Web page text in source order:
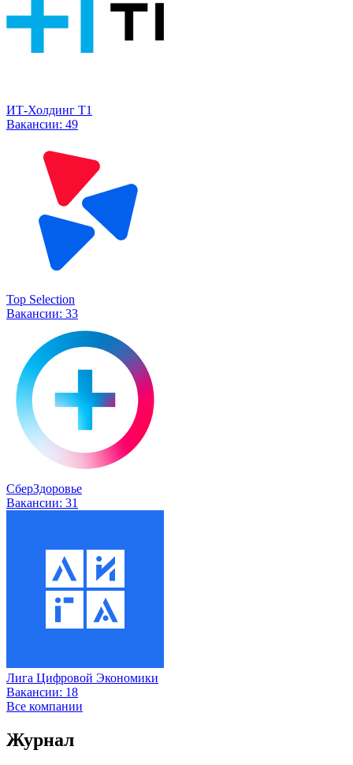
ИТ-Холдинг Т1
Вакансии: 49
Top Selection
Вакансии: 33
СберЗдоровье
Вакансии: 31
Лига Цифровой Экономики
Вакансии: 18
Все компании
Журнал